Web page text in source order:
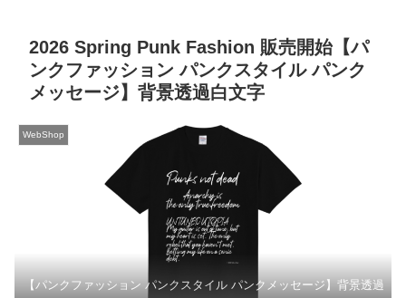
2026 Spring Punk Fashion 販売開始【パ
ンクファッション パンクスタイル パンク
メッセージ】背景透過白文字
WebShop
【パンクファッション パンクスタイル パンクメッセージ】背景透過